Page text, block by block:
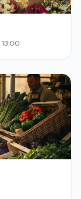
13:00